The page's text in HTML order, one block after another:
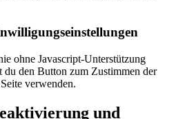
ohne Javascript-Unterstützung
du den Button zum Zustimmen der
verwenden.
und